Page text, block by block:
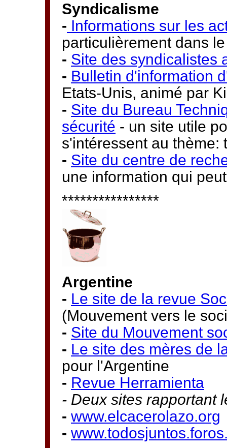
Syndicalisme
- Informations sur les
particulièrement dans
- Site des syndicalistes
- Bulletin d'information
Etats-Unis, animé par
- Site du Bureau
sécurité - un site utile
s'intéressent au thème:
- Site du centre de
une information qui
****************
Argentine
- Le site de la revue
(Mouvement vers le
- Site du Mouvement
- Le site des mères de
pour l'Argentine
- Revue Herramienta
- Deux sites rapportant
- www.elcacerolazo.org
-